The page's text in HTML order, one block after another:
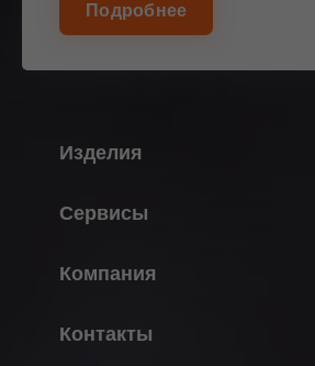
Подробнее
Изделия
Подъемные механизмы
Системы выдвижения
Сервисы
Заказ
Компания
Контакты